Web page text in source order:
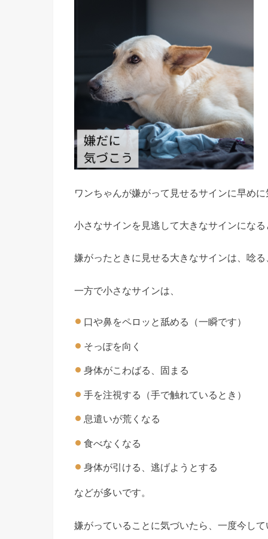
ワンちゃんが嫌がって見せるサインに早め
小さなサインを見逃して大きなサインにな
嫌がったときに見せる大きなサインは、唸
一方で小さなサインは、
口や鼻をペロッと舐める（一瞬です）
そっぽを向く
身体がこわばる、固まる
手を注視する（手で触れているとき）
息遣いが荒くなる
食べなくなる
身体が引ける、逃げようとする
などが多いです。
嫌がっていることに気づいたら、一度今し